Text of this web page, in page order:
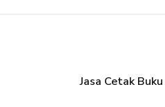
Jasa Cetak